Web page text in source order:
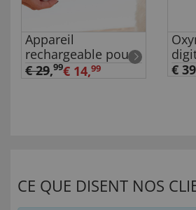
Appareil
rechargeable pour
éliminer les
€ 29,99€ 14,99
€
CE QUE DISENT NOS